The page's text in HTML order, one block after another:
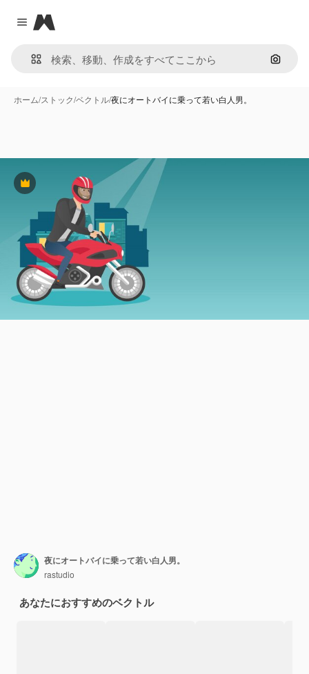
Close menu
Magnific
画像で
ホーム/ストック/ベクトル/夜にオートバイに乗って若い白人男。
Premium
夜にオートバイに乗って若い白人男。
rastudio
あなたにおすすめのベクトル